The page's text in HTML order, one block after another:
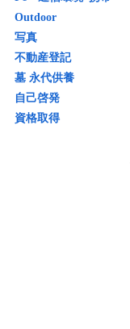
Outdoor
写真
不動産登記
墓 永代供養
自己啓発
資格取得